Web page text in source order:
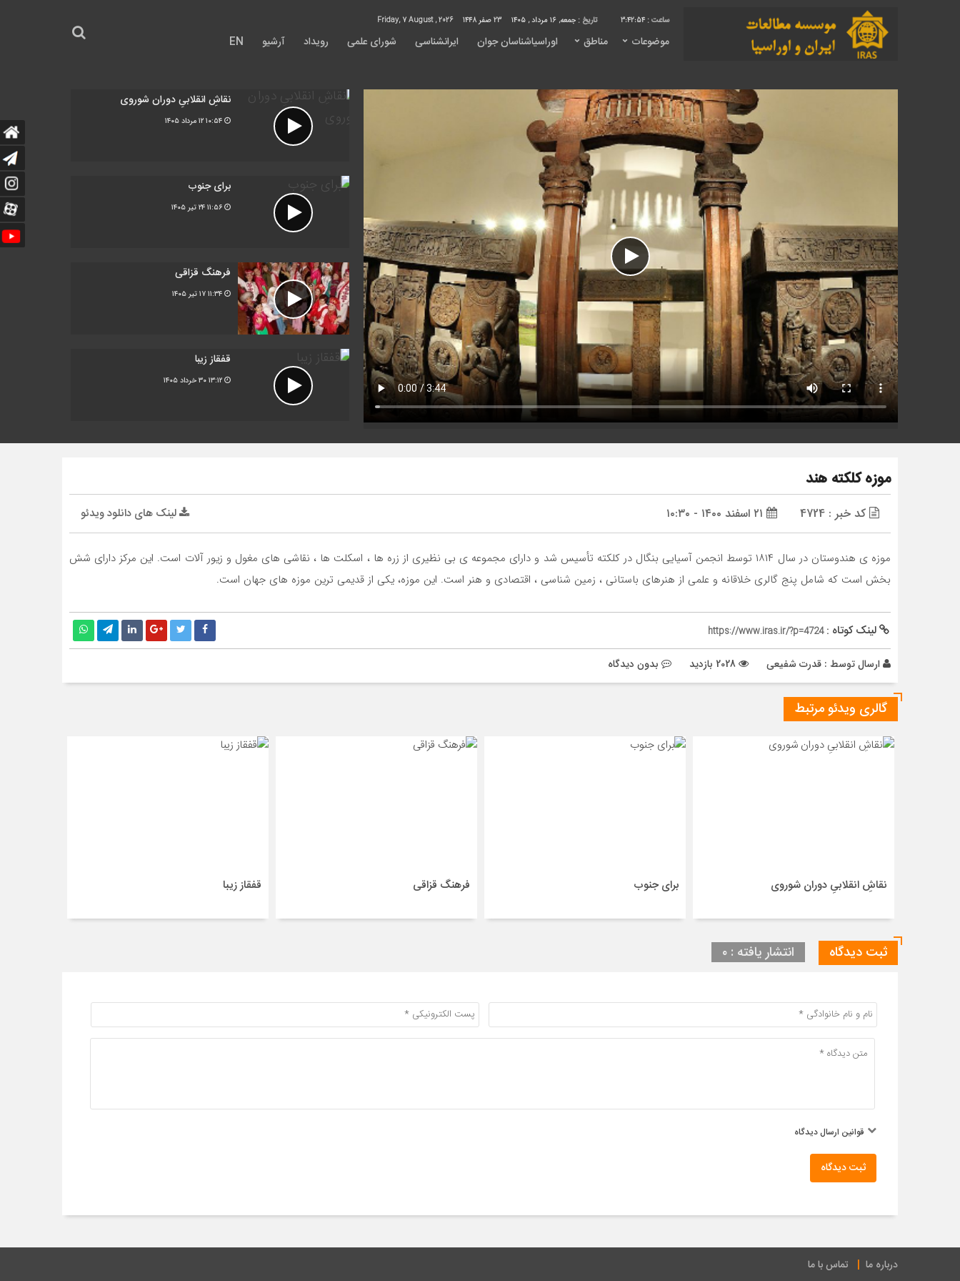
3:42:55 تاریخ : جمعه, ۱۶ مرداد , ۱۴۰۵ 23 صفر 1448
موضوعات مناطق اوراسیاشناسان جوان ایرانشناسی شورای علمی رویداد آرشیو EN
نقاشِ انقلابیِ دوران شوروی
۱۰:۵۴ ۱۲ مرداد ۱۴۰۵
برای جنوب
۱۱:۵۶ ۲۴ تیر ۱۴۰۵
فرهنگ قزاقی
۱۱:۳۴ ۱۷ تیر ۱۴۰۵
قفقاز زیبا
۱۳:۱۲ ۳۰ خرداد ۱۴۰۵
موزه کلکته هند
کد خبر : 4724 لینک های دانلود ویدئو
موزه ی هندوستان در سال ۱۸۱۴ توسط انجمن آسیایی بنگال در کلکته تأسیس شد و دارای مجموعه ی بی نظیری از زره ها ، اسکلت ها ، نقاشی های مغول و زیور آلات است. این مرکز دارای شش
بخش است که شامل پنج گالری خلاقانه و علمی از هنرهای باستانی ، زمین شناسی ، اقتصادی و هنر است. این موزه، یکی از قدیمی ترین موزه های جهان است.
لینک کوتاه :https://www.iras.ir/?p=4724
ارسال توسط : قدرت شفیعی بدون دیدگاه
گالری ویدئو مرتبط
نقاشِ انقلابیِ دوران شوروی برای جنوب فرهنگ قزاقی قفقاز زیبا
ثبت دیدگاه انتشار یافته : ۰
قوانین ارسال دیدگاه
ثبت دیدگاه
درباره ما تماس با ما